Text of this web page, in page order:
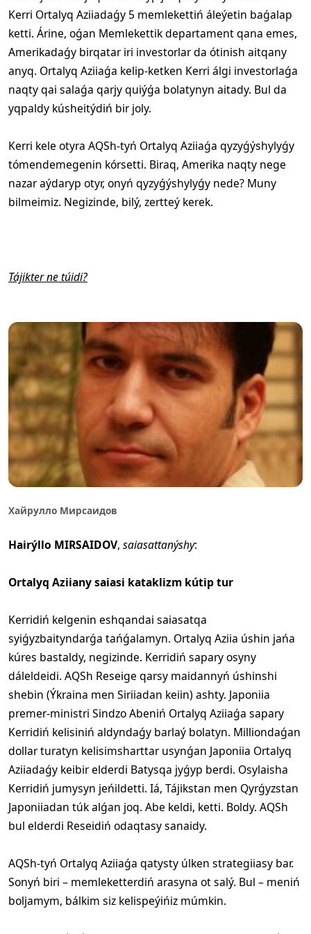
Kerri Ortalyq Aziiadaǵy 5 memlekettiń áleýetin baǵalap
ketti. Árine, oǵan Memlekettik departament qana emes,
Amerikadaǵy birqatar iri investorlar da ótinish aitqany
anyq. Ortalyq Aziiaǵa kelip-ketken Kerri álgi investorlaǵa
naqty qai salaǵa qarjy quiýǵa bolatynyn aitady. Bul da
yqpaldy kúsheitýdiń bir joly.
Kerri kele otyra AQSh-tyń Ortalyq Aziiaǵa qyzyǵýshylyǵy
tómendemegenin kórsetti. Biraq, Amerika naqty nege
nazar aýdaryp otyr, onyń qyzyǵýshylyǵy nede? Muny
bilmeimiz. Negizinde, bilý, zertteý kerek.
Tájikter ne túidi?
Хайрулло Мирсаидов
Hairýllo MIRSAIDOV, saiasattanýshy:
Ortalyq Aziiany saiasi kataklizm kútip tur
Kerridiń kelgenin eshqandai saiasatqa
syiǵyzbaityndarǵa tańǵalamyn. Ortalyq Aziia úshin jańa
kúres bastaldy, negizinde. Kerridiń sapary osyny
dáleldeidi. AQSh Reseige qarsy maidannyń úshinshi
shebin (Ýkraina men Siriiadan keiin) ashty. Japoniia
premer-ministri Sindzo Abeniń Ortalyq Aziiaǵa sapary
Kerridiń kelisiniń aldyndaǵy barlaý bolatyn. Milliondaǵan
dollar turatyn kelisimsharttar usynǵan Japoniia Ortalyq
Aziiadaǵy keibir elderdi Batysqa jyǵyp berdi. Osylaisha
Kerridiń jumysyn jeńildetti. Iá, Tájikstan men Qyrǵyzstan
Japoniiadan túk alǵan joq. Abe keldi, ketti. Boldy. AQSh
bul elderdi Reseidiń odaqtasy sanaidy.
AQSh-tyń Ortalyq Aziiaǵa qatysty úlken strategiiasy bar.
Sonyń biri – memleketterdiń arasyna ot salý. Bul – meniń
boljamym, bálkim siz kelispeýińiz múmkin.